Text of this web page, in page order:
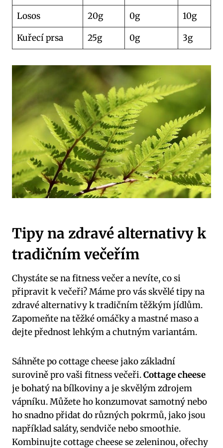
Losos
20g 0g
10g
Kuřecí prsa
25g 0g 3g
Tipy na zdravé alternativy k
tradičním večeřím
Chystáte se na fitness večer a nevíte, co si
připravit k večeři? Máme pro vás skvělé tipy na
zdravé alternativy k tradičním těžkým jídlům.
Zapomeňte na těžké omáčky a mastné maso a
dejte přednost lehkým a chutným variantám.
Sáhněte po cottage cheese jako základní
surovině pro vaši fitness večeři.Cottage cheese
je bohatý na bílkoviny a je skvělým zdrojem
vápníku. Můžete ho konzumovat samotný nebo
ho snadno přidat do různých pokrmů, jako jsou
například saláty, sendviče nebo smoothie.
Kombinujte cottage cheese se zeleninou, ořechy